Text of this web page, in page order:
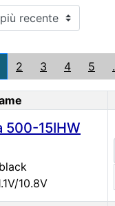
2 3 4 5
500-15IHW
10.8V